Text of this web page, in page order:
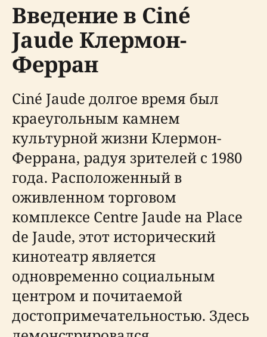
Введение в Ciné
Jaude Клермон-
Ферран
Ciné Jaude долгое время был
краеугольным камнем
культурной жизни Клермон-
Феррана, радуя зрителей с 1980
года. Расположенный в
оживленном торговом
комплексе Centre Jaude на Place
de Jaude, этот исторический
кинотеатр является
одновременно социальным
центром и почитаемой
достопримечательностью. Здесь